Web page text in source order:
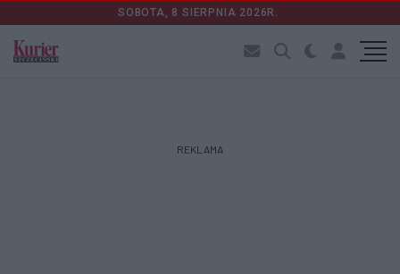
SOBOTA, 8 SIERPNIA 2026R.
REKLAMA